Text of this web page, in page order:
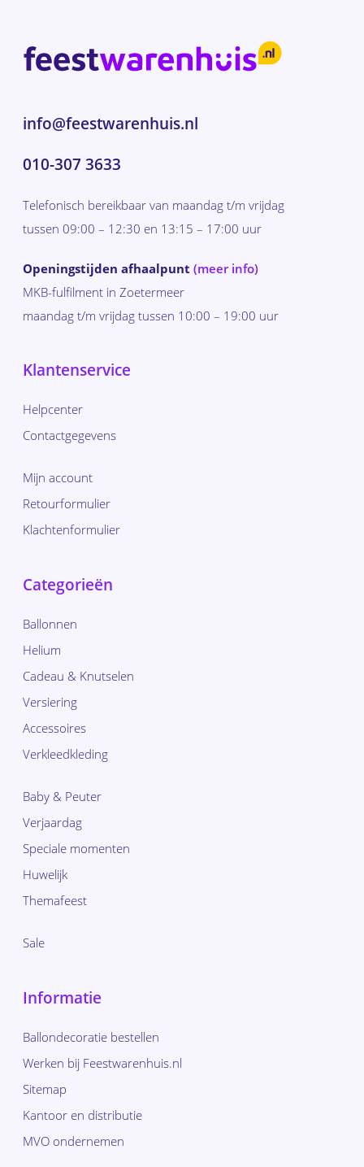
info@feestwarenhuis.nl
010-307 3633
Telefonisch bereikbaar van maandag t/m vrijdag
tussen 09:00 – 12:30 en 13:15 – 17:00 uur
Openingstijden afhaalpunt (meer info)
MKB-fulfilment in Zoetermeer
maandag t/m vrijdag tussen 10:00 – 19:00 uur
Klantenservice
Helpcenter
Contactgegevens
Mijn account
Retourformulier
Klachtenformulier
Categorieën
Ballonnen
Helium
Cadeau & Knutselen
Versiering
Accessoires
Verkleedkleding
Baby & Peuter
Verjaardag
Speciale momenten
Huwelijk
Themafeest
Sale
Informatie
Ballondecoratie bestellen
Werken bij Feestwarenhuis.nl
Sitemap
Kantoor en distributie
MVO ondernemen